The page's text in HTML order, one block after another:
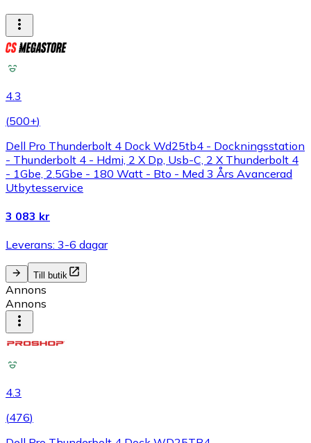
4.3
(500+)
Dell Pro Thunderbolt 4 Dock Wd25tb4 - Dockningsstation
- Thunderbolt 4 - Hdmi, 2 X Dp, Usb-C, 2 X Thunderbolt 4
- 1Gbe, 2.5Gbe - 180 Watt - Bto - Med 3 Års Avancerad
Utbytesservice
3 083 kr
Leverans: 3-6 dagar
Till butik
Annons
Annons
4.3
(476)